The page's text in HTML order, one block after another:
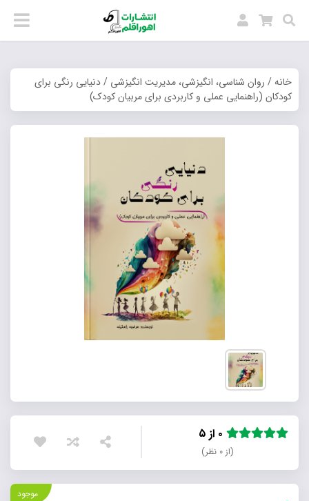
خانه/ روان شناسی، انگیزشی، مدیریت انگیزشی / دنیایی رنگی برای
کودکان (راهنمایی عملی و کاربردی برای مربیان کودک)
(از ۰ نظر)
موجود